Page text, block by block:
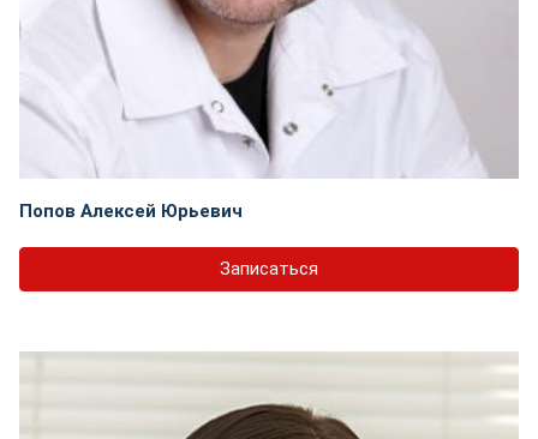
Попов Алексей Юрьевич
Записаться